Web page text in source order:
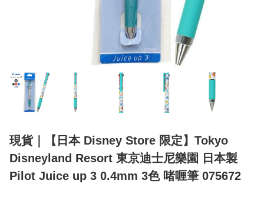
現貨｜【日本 Disney Store 限定】Tokyo
Disneyland Resort 東京迪士尼樂園 日本製
Pilot Juice up 3 0.4mm 3色 啫喱筆 075672